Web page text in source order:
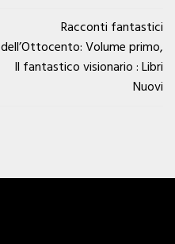
Racconti fantastici
dell’Ottocento: Volume primo,
Il fantastico visionario : Libri
Nuovi